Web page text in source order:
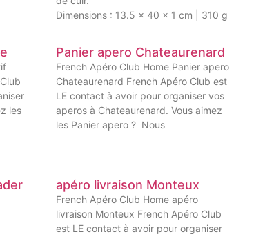
Dimensions : 13.5 x 40 x 1 cm | 310 g
les
Panier apero Chateaurenard
French Apéro Club Home Panier apero
Chateaurenard French Apéro Club est
LE contact à avoir pour organiser vos
aperos à Chateaurenard. Vous aimez
les Panier apero ? Nous
apéro livraison Monteux
French Apéro Club Home apéro
livraison Monteux French Apéro Club
est LE contact à avoir pour organiser